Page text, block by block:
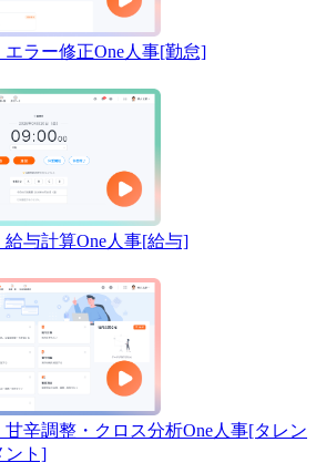
エラー修正One人事[勤怠]
給与計算One人事[給与]
甘辛調整・クロス分析One人事[タレン
ント]